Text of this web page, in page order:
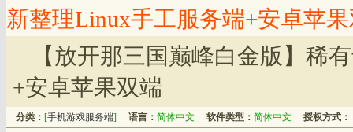
新整理Linux手工服务端+安卓苹
【放开那三国巅峰白金版】稀
+安卓苹果双端
分类： [手机游戏服务端] 语言： 简体中文 软件类型： 简体中文 授权方式：